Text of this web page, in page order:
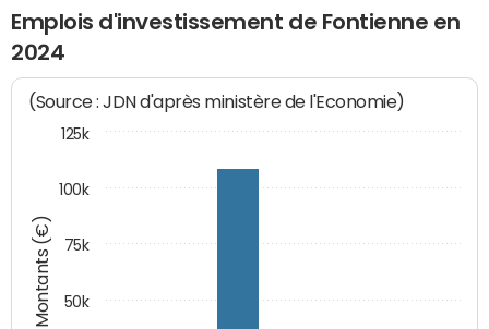
Emplois d'investissement de Fontienne en
2024
Montants (€)
(Source : JDN d'après ministère de l'Economie)
50k
75k
100k
125k